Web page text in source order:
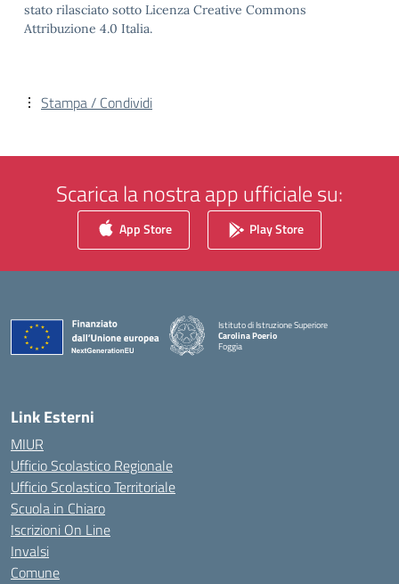
stato rilasciato sotto Licenza Creative Commons
Attribuzione 4.0 Italia.
Stampa / Condividi
Scarica la nostra app ufficiale su:
App Store Play Store
Istituto di Istruzione Superiore
Carolina Poerio
Foggia
— Visita la pagina iniziale della scuola
Link Esterni
MIUR
Ufficio Scolastico Regionale
Ufficio Scolastico Territoriale
Scuola in Chiaro
Iscrizioni On Line
Invalsi
Comune